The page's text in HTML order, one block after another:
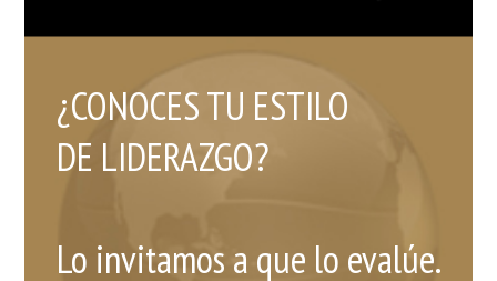
¿CONOCES TU ESTILO
DE LIDERAZGO?
Lo invitamos a que lo evalúe.